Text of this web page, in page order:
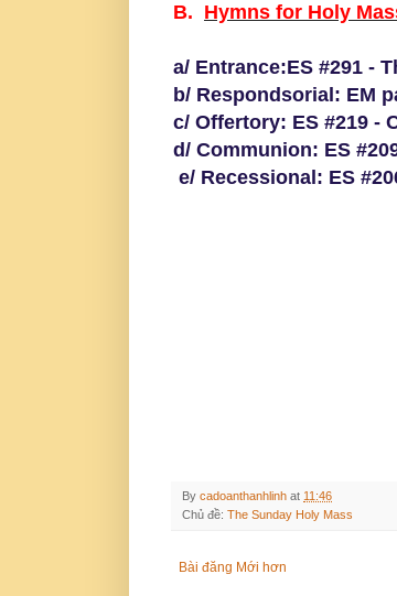
B. Hymns for Holy
a/ Entrance:ES #291 -
b/ Respondsorial: EM
c/ Offertory: ES #219 -
d/ Communion: ES
e/ Recessional: ES
By cadoanthanhlinh at 11:46
Chủ đề: The Sunday Holy Mass
Bài đăng Mới hơn